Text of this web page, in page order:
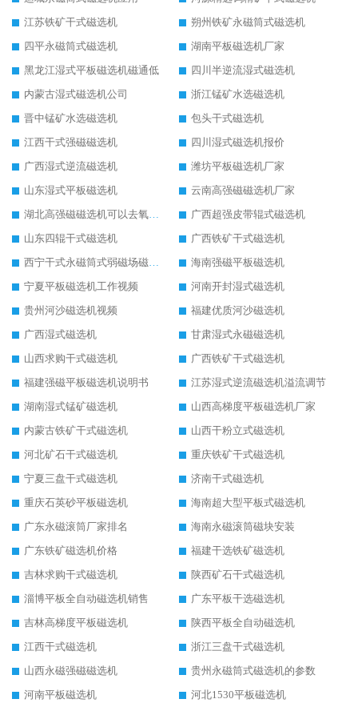
江苏铁矿干式磁选机
朔州铁矿永磁筒式磁选机
四平永磁筒式磁选机
湖南平板磁选机厂家
黑龙江湿式平板磁选机磁通低
四川半逆流湿式磁选机
内蒙古湿式磁选机公司
浙江锰矿水选磁选机
晋中锰矿水选磁选机
包头干式磁选机
江西干式强磁磁选机
四川湿式磁选机报价
广西湿式逆流磁选机
潍坊平板磁选机厂家
山东湿式平板磁选机
云南高强磁磁选机厂家
湖北高强磁磁选机可以去氧化铝
广西超强皮带辊式磁选机
山东四辊干式磁选机
广西铁矿干式磁选机
西宁干式永磁筒式弱磁场磁选机结构图
海南强磁平板磁选机
宁夏平板磁选机工作视频
河南开封湿式磁选机
贵州河沙磁选机视频
福建优质河沙磁选机
广西湿式磁选机
甘肃湿式永磁磁选机
山西求购干式磁选机
广西铁矿干式磁选机
福建强磁平板磁选机说明书
江苏湿式逆流磁选机溢流调节
湖南湿式锰矿磁选机
山西高梯度平板磁选机厂家
内蒙古铁矿干式磁选机
山西干粉立式磁选机
河北矿石干式磁选机
重庆铁矿干式磁选机
宁夏三盘干式磁选机
济南干式磁选机
重庆石英砂平板磁选机
海南超大型平板式磁选机
广东永磁滚筒厂家排名
海南永磁滚筒磁块安装
广东铁矿磁选机价格
福建干选铁矿磁选机
吉林求购干式磁选机
陕西矿石干式磁选机
淄博平板全自动磁选机销售
广东平板干选磁选机
吉林高梯度平板磁选机
陕西平板全自动磁选机
江西干式磁选机
浙江三盘干式磁选机
山西永磁强磁磁选机
贵州永磁筒式磁选机的参数
河南平板磁选机
河北1530平板磁选机